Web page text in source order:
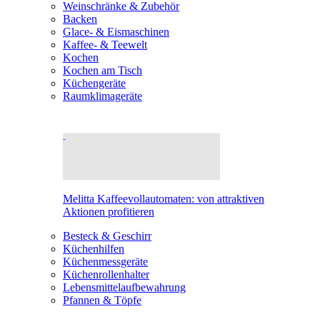
Weinschränke & Zubehör
Backen
Glace- & Eismaschinen
Kaffee- & Teewelt
Kochen
Kochen am Tisch
Küchengeräte
Raumklimageräte
Melitta Kaffeevollautomaten: von attraktiven
Aktionen profitieren
Besteck & Geschirr
Küchenhilfen
Küchenmessgeräte
Küchenrollenhalter
Lebensmittelaufbewahrung
Pfannen & Töpfe